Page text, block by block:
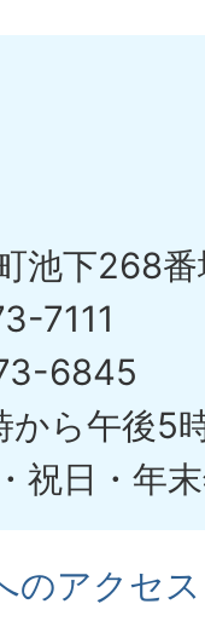
池下268
7111
6845
から午後5
祝日・年
のアクセス